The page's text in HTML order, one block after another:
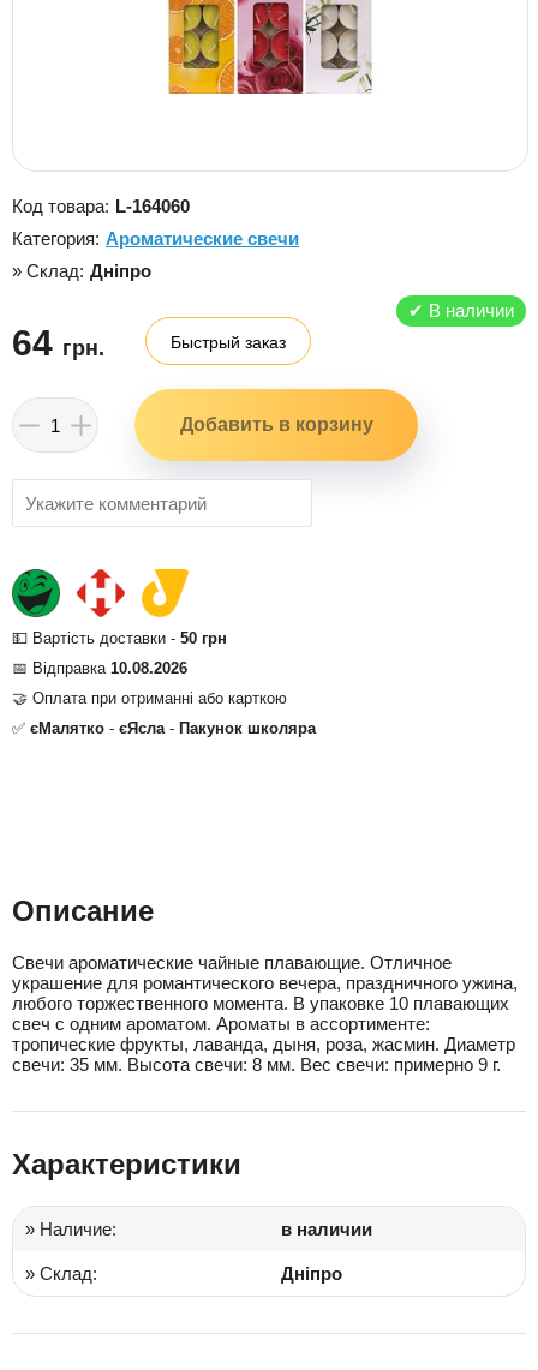
Код товара: L-164060
Категория: Ароматические свечи
» Склад: Дніпро
✔ В наличии
64 грн. Быстрый заказ
💵 Вартість доставки - 50 грн
📅 Відправка 10.08.2026
🤝 Оплата при отриманні або карткою
✅ єМалятко - єЯсла- Пакунок школяра
Описание
Свечи ароматические чайные плавающие. Отличное
украшение для романтического вечера, праздничного ужина,
любого торжественного момента. В упаковке 10 плавающих
свеч с одним ароматом. Ароматы в ассортименте:
тропические фрукты, лаванда, дыня, роза, жасмин. Диаметр
свечи: 35 мм. Высота свечи: 8 мм. Вес свечи: примерно 9 г.
Характеристики
» Наличие: в наличии
» Склад: Дніпро